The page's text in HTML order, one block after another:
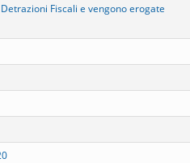
Fiscali e vengono erogate